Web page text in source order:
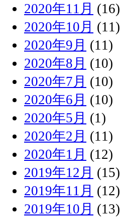
2020年11月 (16)
2020年10月 (11)
2020年9月 (11)
2020年8月 (10)
2020年7月 (10)
2020年6月 (10)
2020年5月 (1)
2020年2月 (11)
2020年1月 (12)
2019年12月 (15)
2019年11月 (12)
2019年10月 (13)